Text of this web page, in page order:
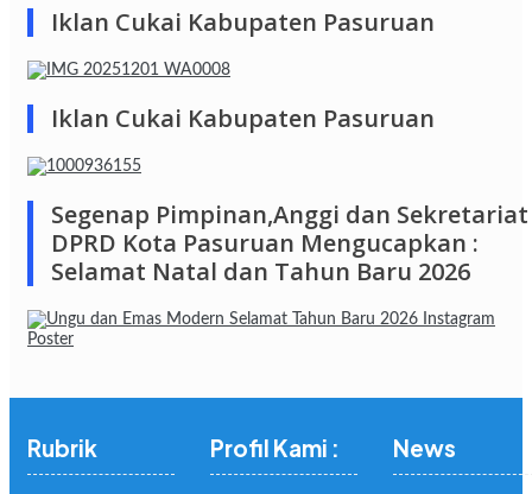
Iklan Cukai Kabupaten Pasuruan
Iklan Cukai Kabupaten Pasuruan
Segenap Pimpinan,Anggi dan Sekretariat
DPRD Kota Pasuruan Mengucapkan :
Selamat Natal dan Tahun Baru 2026
Rubrik Profil Kami : News